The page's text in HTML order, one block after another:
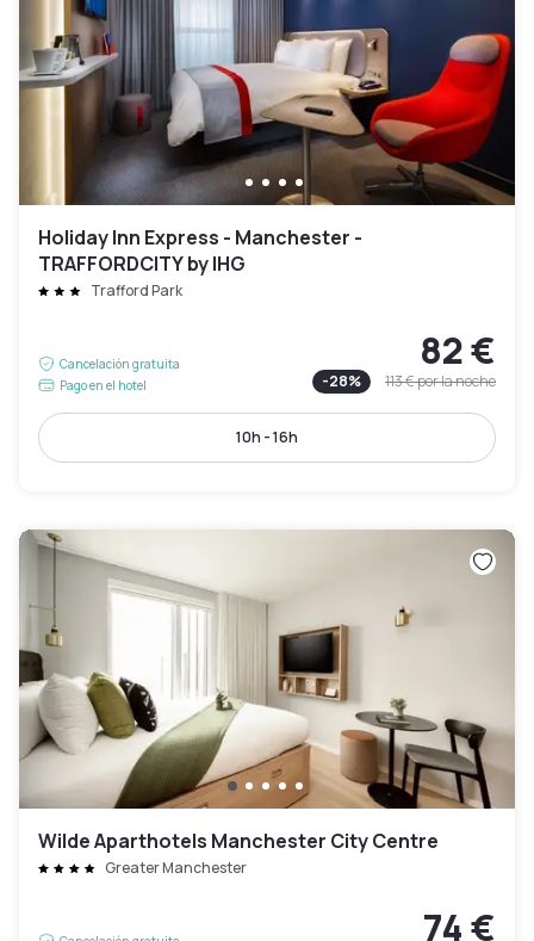
Holiday Inn Express - Manchester -
TRAFFORDCITY by IHG
Trafford Park
Cancelación gratuita
Pago en el hotel
82 €
-28% 113 €por la noche
10h - 16h
Wilde Aparthotels Manchester City Centre
Greater Manchester
74 €